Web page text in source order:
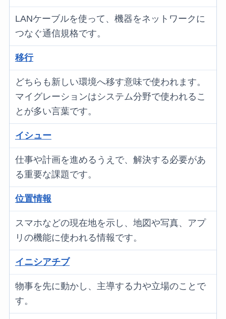
LANケーブルを使って、機器をネットワークに
つなぐ通信規格です。
移行
どちらも新しい環境へ移す意味で使われます。
マイグレーションはシステム分野で使われるこ
とが多い言葉です。
イシュー
仕事や計画を進めるうえで、解決する必要があ
る重要な課題です。
位置情報
スマホなどの現在地を示し、地図や写真、アプ
リの機能に使われる情報です。
イニシアチブ
物事を先に動かし、主導する力や立場のことで
す。